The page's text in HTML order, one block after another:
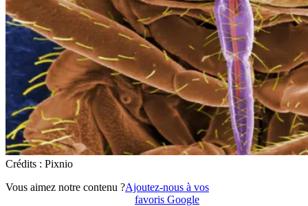
Crédits : Pixnio
Vous aimez notre contenu ?Ajoutez-nous à vos
favoris Google